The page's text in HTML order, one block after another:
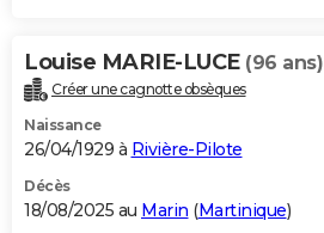
Louise MARIE-LUCE (96 ans)
Créer une cagnotte obsèques
Naissance
26/04/1929 à Rivière-Pilote
Décès
18/08/2025 au Marin (Martinique)